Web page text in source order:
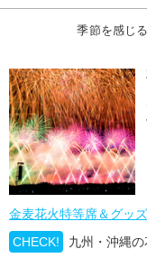
季節を感じ
金麦花火特等席＆グッ
CHECK!
九州・沖縄